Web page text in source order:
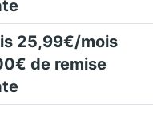
25,99€/mois
de remise